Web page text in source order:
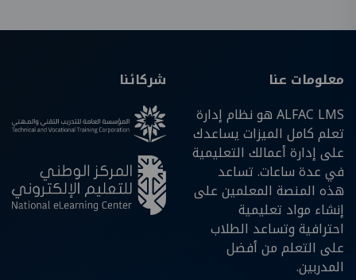
معلومات عنا
ALFAC LMS هو نظام إدارة
تعلم كامل الميزات يساعدك
على إدارة أعمالك التعليمية
في عدة ساعات. تساعد
هذه المنصة المعلمين على
إنشاء مواد تعليمية
احترافية وتساعد الطلاب
على التعلم من أفضل
المدربين.
شركائنا